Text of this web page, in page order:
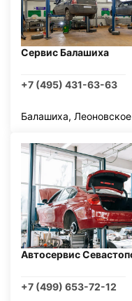
Сервис Балашиха
+7 (495) 431-63-63
Балашиха,
Автосервис
+7 (499) 653-72-12